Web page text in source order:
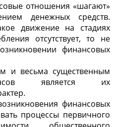
отношения «шагают»
денежных средств.
движение на стадиях
отсутствует, то не
финансовых
и весьма существенным
является их
финансовых
процессы первичного